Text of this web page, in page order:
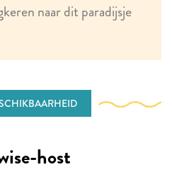
naar dit paradijsje
host